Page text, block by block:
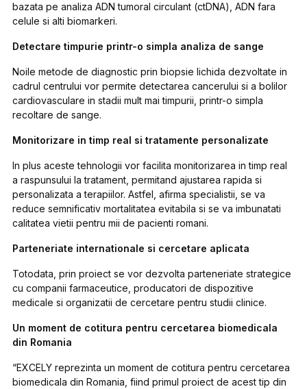
bazata pe analiza ADN tumoral circulant (ctDNA), ADN fara
celule si alti biomarkeri.
Detectare timpurie printr-o simpla analiza de sange
Noile metode de diagnostic prin biopsie lichida dezvoltate in
cadrul centrului vor permite detectarea cancerului si a bolilor
cardiovasculare in stadii mult mai timpurii, printr-o simpla
recoltare de sange.
Monitorizare in timp real si tratamente personalizate
In plus aceste tehnologii vor facilita monitorizarea in timp real
a raspunsului la tratament, permitand ajustarea rapida si
personalizata a terapiilor. Astfel, afirma specialistii, se va
reduce semnificativ mortalitatea evitabila si se va imbunatati
calitatea vietii pentru mii de pacienti romani.
Parteneriate internationale si cercetare aplicata
Totodata, prin proiect se vor dezvolta parteneriate strategice
cu companii farmaceutice, producatori de dispozitive
medicale si organizatii de cercetare pentru studii clinice.
Un moment de cotitura pentru cercetarea biomedicala
din Romania
“EXCELY reprezinta un moment de cotitura pentru cercetarea
biomedicala din Romania, fiind primul proiect de acest tip din